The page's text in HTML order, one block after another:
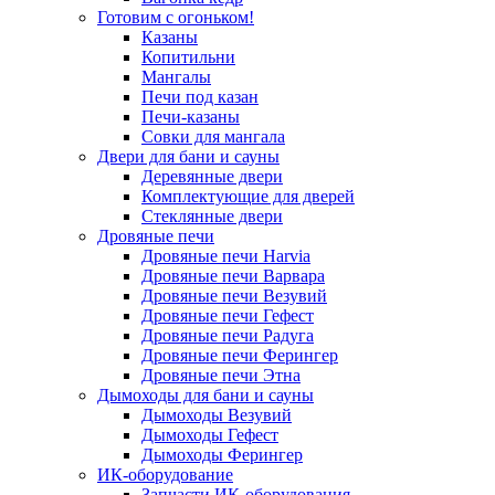
Готовим с огоньком!
Казаны
Копитильни
Мангалы
Печи под казан
Печи-казаны
Совки для мангала
Двери для бани и сауны
Деревянные двери
Комплектующие для дверей
Стеклянные двери
Дровяные печи
Дровяные печи Harvia
Дровяные печи Варвара
Дровяные печи Везувий
Дровяные печи Гефест
Дровяные печи Радуга
Дровяные печи Ферингер
Дровяные печи Этна
Дымоходы для бани и сауны
Дымоходы Везувий
Дымоходы Гефест
Дымоходы Ферингер
ИК-оборудование